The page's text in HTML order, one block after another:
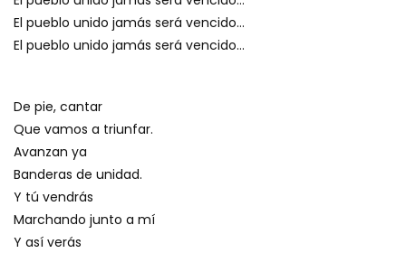
El pueblo unido jamás será vencido…
El pueblo unido jamás será vencido…
De pie, cantar
Que vamos a triunfar.
Avanzan ya
Banderas de unidad.
Y tú vendrás
Marchando junto a mí
Y así verás